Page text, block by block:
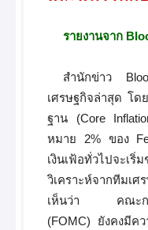
รายงานจาก
สำนักข่าว
เศรษฐกิจล่าสุด โด
ฐาน (Core
หมาย 2% ของ
เงินเฟ้อทั่วไปจะ
วิเคราะห์จากทีมเศ
เห็นว่า คณะกรร
(FOMC) ยังคงมีค